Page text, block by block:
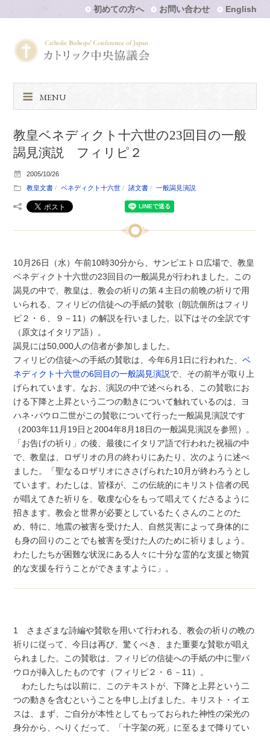
初めての方へ お問い合わせ English
MENU
教皇ベネディクト十六世の23回目の一般
謁見演説 フィリピ２
2005/10/26
教皇文書
ベネディクト十六世 諸文書 一般謁見演説
10月26日（水）午前10時30分から、サンピエトロ広場で、教皇
ベネディクト十六世の23回目の一般謁見が行われました。この
謁見の中で、教皇は、教会の祈りの第４主日の前晩の祈りで用
いられる、フィリピの信徒への手紙の賛歌（朗読個所はフィリ
ピ２・６、９－11）の解説を行いました。以下はその全訳です
（原文はイタリア語）。
謁見には50,000人の信者が参加しました。
フィリピの信徒への手紙の賛歌は、今年6月1日に行われた、ベ
ネディクト十六世の6回目の一般謁見演説で、その前半が取り上
げられています。なお、演説の中で述べられる、この賛歌にお
ける下降と上昇という二つの動きについて触れているのは、ヨ
ハネ･パウロ二世がこの賛歌について行った一般謁見演説です
（2003年11月19日と2004年8月18日の一般謁見演説を参照）。
「お告げの祈り」の後、最後にイタリア語で行われた祝福の中
で、教皇は、ロザリオの月の終わりにあたり、次のように述べ
ました。「聖なるロザリオにささげられた10月が終わろうとし
ています。わたしは、皆様が、この伝統的にキリスト信者の民
が唱えてきた祈りを、敬虔な心をもって唱えてくださるように
招きます。教会と世界が必要としているたくさんのことのた
め、特に、地震の被害を受けた人、自然災害によって身体的に
も身の回りのことでも被害を受けた人のために祈りましょう。
わたしたちが困難な状況にある人々に十分な霊的な支援と物質
的な支援を行うことができますように」。
1 さまざまな詩編や賛歌を用いて行われる、教会の祈りの晩の
祈りに従って、今日は再び、驚くべき、また重要な賛歌が唱え
られました。この賛歌は、フィリピの信徒への手紙の中に聖パ
ウロが挿入したものです（フィリピ２・６－11）。
わたしたちは以前に、このテキストが、下降と上昇という二
つの動きを含むということを申し上げました。キリスト・イエ
スは、まず、ご自分が本性としてもっておられた神性の栄光の
身分から、へりくだって、「十字架の死」に至るまで降りてい